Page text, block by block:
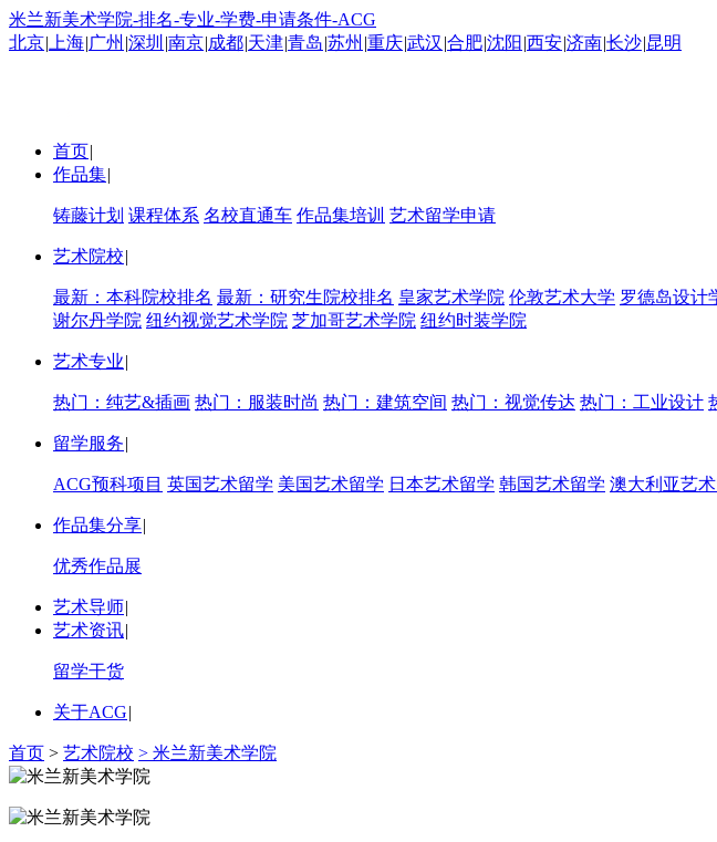
米兰新美术学院-排名-专业-学费-申请条件-ACG
北京| 上海|广州 |深圳 |南京|成都|天津|青岛|苏州 |重庆|武汉 |合肥|沈阳 |西安|济南|长沙|昆明
首页|
作品集|
铸藤计划 课程体系 名校直通车 作品集培训 艺术留学申请
艺术院校|
最新：本科院校排名 最新：研究生院校排名 皇家艺术学院 伦敦艺术大学 罗德岛设计
谢尔丹学院 纽约视觉艺术学院 芝加哥艺术学院 纽约时装学院
艺术专业|
热门：纯艺&插画 热门：服装时尚 热门：建筑空间 热门：视觉传达 热门：工业设计
留学服务|
ACG预科项目 英国艺术留学 美国艺术留学 日本艺术留学 韩国艺术留学 澳大利亚艺
作品集分享|
优秀作品展
艺术导师|
艺术资讯|
留学干货
关于ACG|
首页 > 艺术院校 > 米兰新美术学院